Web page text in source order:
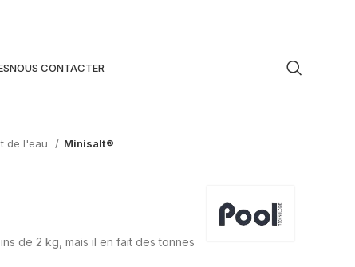
NOUS CONTACTER
de l'eau Minisalt®
de 2 kg, mais il en fait des tonnes